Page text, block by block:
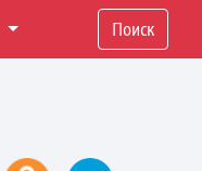
Поиск